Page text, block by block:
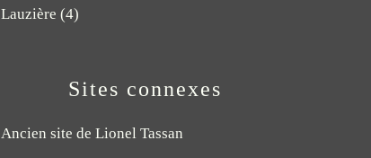
Lauzière (4)
Sites connexes
Ancien site de Lionel Tassan